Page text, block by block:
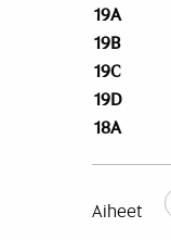
19A
19B
19C
19D
18A
Aiheet